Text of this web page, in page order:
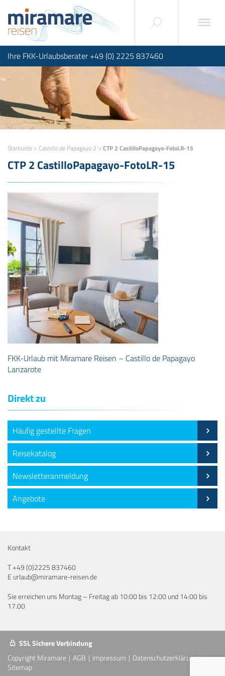
Ihre FKK-Urlaubsberater +49 (0) 2225 837460
Startseite > Castillo de Papagayo 2 > CTP 2 CastilloPapagayo-FotoLR-15
CTP 2 CastilloPapagayo-FotoLR-15
FKK-Urlaub mit Miramare Reisen – Castillo de Papagayo
Lanzarote
Direkt zu
Häufig gestellte Fragen
Reisekatalog
Newsletteranmeldung
Angebote
Kontakt
T+49 (0)2225 837460
E urlaub@miramare-reisen.de
Sie erreichen uns Montag – Freitag ab 10:00 bis 12:00 und 14:00 bis
17.00
SSL Sichere Verbindung
Copyright Miramare
AGB Impressum
Datenschutzerklärung
Sitemap